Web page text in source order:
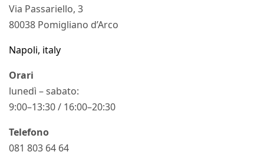
Via Passariello, 3
80038 Pomigliano d’Arco
Napoli, italy
Orari
lunedì – sabato:
9:00–13:30 / 16:00–20:30
Telefono
081 803 64 64